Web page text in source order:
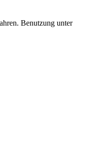
Benutzung unter